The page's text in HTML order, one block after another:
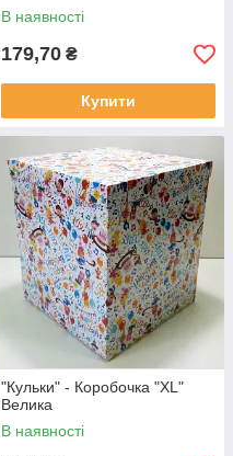
В наявності
179,70 ₴
Купити
"Кульки" - Коробочка "XL"
Велика
В наявності